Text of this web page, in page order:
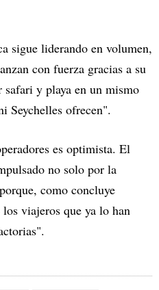
sigue liderando en volumen,
con fuerza gracias a su
safari y playa en un mismo
Seychelles ofrecen".
es optimista. El
no solo por la
como concluye
viajeros que ya lo han